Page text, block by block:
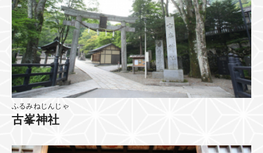
ふるみねじんじゃ
古峯神社